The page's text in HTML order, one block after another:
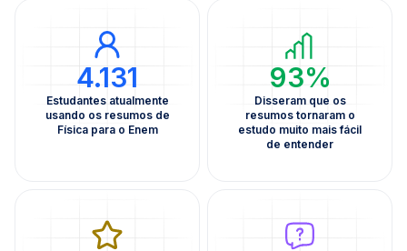
4.131
Estudantes atualmente
usando os resumos de
Física para o Enem
93%
Disseram que os
resumos tornaram o
estudo muito mais fácil
de entender